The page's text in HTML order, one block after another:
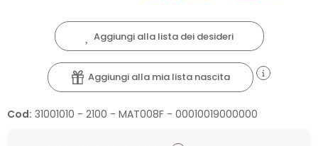
Aggiungi alla lista dei desideri
Aggiungi alla mia lista nascita
Cod: 31001010 - 2100 - MAT008F - 00010019000000